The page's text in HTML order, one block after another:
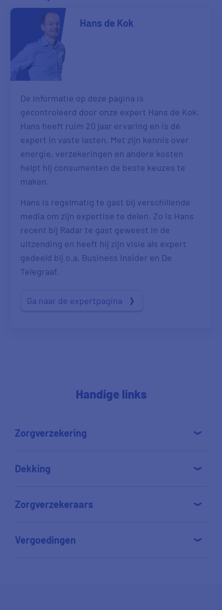
Hans de Kok
De informatie op deze pagina is
gecontroleerd door onze expert Hans de Kok.
Hans heeft ruim 20 jaar ervaring en is dé
expert in vaste lasten. Met zijn kennis over
energie, verzekeringen en andere kosten
helpt hij consumenten de beste keuzes te
maken.
Hans is regelmatig te gast bij verschillende
media om zijn expertise te delen. Zo is Hans
recent bij Radar te gast geweest in de
uitzending en heeft hij zijn visie als expert
gedeeld bij o.a. Business Insider en De
Telegraaf.
Ga naar de expertpagina
Handige links
Zorgverzekering
Dekking
Zorgverzekeraars
Vergoedingen